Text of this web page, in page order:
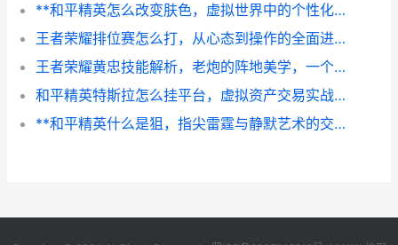
**和平精英怎么改变肤色，虚拟世界中的个性化表达**
王者荣耀排位赛怎么打，从心态到操作的全面进阶指南
王者荣耀黄忠技能解析，老炮的阵地美学，一个关于坚守与毁灭的战场艺术
和平精英特斯拉怎么挂平台，虚拟资产交易实战指南，副标题，玩家必读的安全变现手册
**和平精英什么是狙，指尖雷霆与静默艺术的交响**